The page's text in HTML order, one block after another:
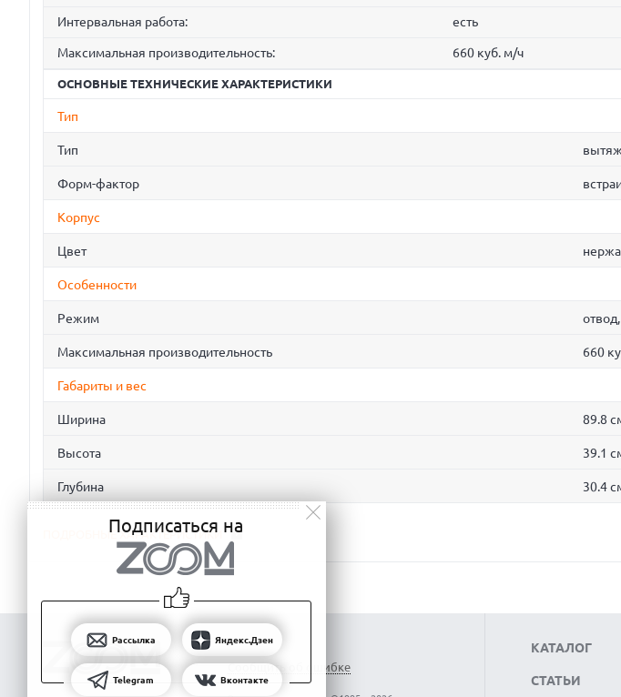
Интервальная работа: есть
Максимальная производительность: 660 куб. м/ч
ОСНОВНЫЕ ТЕХНИЧЕСКИЕ ХАРАКТЕРИСТИКИ
Тип
Тип
Форм-фактор
Корпус
Цвет
Особенности
Режим
Максимальная производительность 660
Габариты и вес
Ширина 89.8
Высота 39.1
Глубина 30.4
ПОДРОБНЫЕ ХАРАКТЕРИСТИКИ
Сообщить об ошибке
КАТАЛОГ
СТАТЬИ
Подписаться на
Рассылка Яндекс.Дзен
Telegram Вконтакте